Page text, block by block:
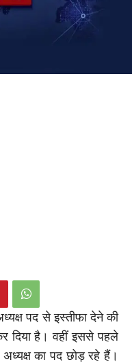
पद से इस्तीफा देने की
दिया है। वहीं इससे पहले
का पद छोड़ रहे हैं।